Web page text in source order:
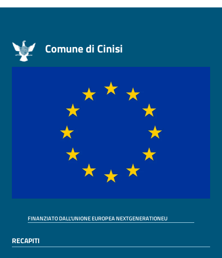
Comune di Cinisi
FINANZIATO DALL'UNIONE EUROPEA NEXTGENERATIONEU
RECAPITI